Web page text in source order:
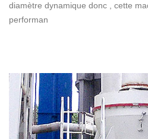
diamètre dynamique donc , cette
performan